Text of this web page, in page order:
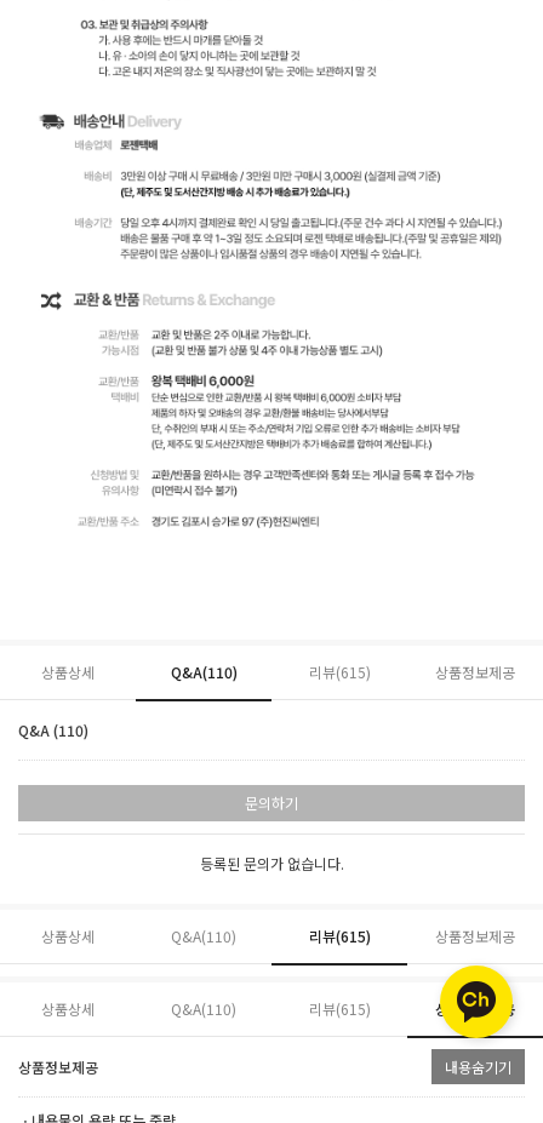
상품상세 Q&A(110) 리뷰(615) 상품정보제공
Q&A (110)
문의하기
등록된 문의가 없습니다.
상품상세 Q&A(110) 리뷰(615) 상품정보제공
상품상세 Q&A(110) 리뷰(615) 상품정보제공
상품정보제공 내용숨기기